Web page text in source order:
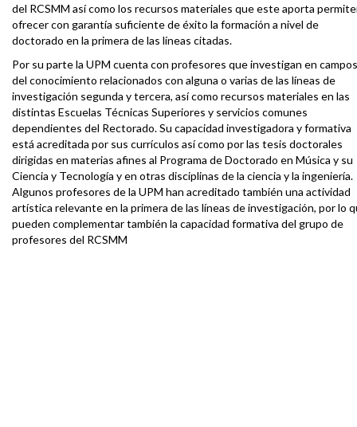
del RCSMM así como los recursos materiales que este aporta
ofrecer con garantía suficiente de éxito la formación a nivel de
doctorado en la primera de las líneas citadas.
Por su parte la UPM cuenta con profesores que investigan en campos
del conocimiento relacionados con alguna o varias de las líneas de
investigación segunda y tercera, así como recursos materiales en las
distintas Escuelas Técnicas Superiores y servicios comunes
dependientes del Rectorado. Su capacidad investigadora y formativa
está acreditada por sus currículos así como por las tesis doctorales
dirigidas en materias afines al Programa de Doctorado en Música y su
Ciencia y Tecnología y en otras disciplinas de la ciencia y la ingeniería.
Algunos profesores de la UPM han acreditado también una actividad
artística relevante en la primera de las líneas de investigación, por lo
pueden complementar también la capacidad formativa del grupo de
profesores del RCSMM